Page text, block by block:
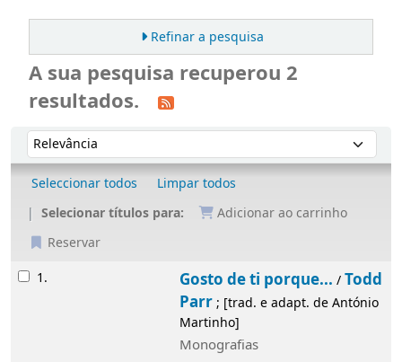
Refinar a pesquisa
A sua pesquisa recuperou 2
resultados.
Ordenar
Ordenar por:
Seleccionar todos
Limpar todos
Selecionar títulos para:
Adicionar ao carrinho
Reservar
Resultados
1. Gosto de ti porque... /Todd
Parr; [trad. e adapt. de António
Martinho]
Monografias